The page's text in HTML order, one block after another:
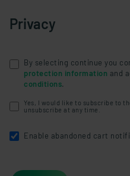
Privacy
By selecting continue you
protection information and
conditions.
Yes, I would like to subscribe to
unsubscribe at any time.
Enable abandoned cart